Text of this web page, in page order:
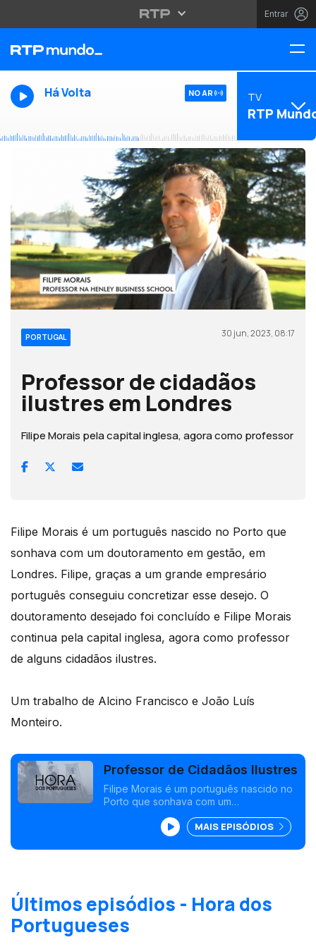
Entrar
Há Volta NO AR TV
RTP
PORTUGAL 30 jun, 2023, 08:17
Professor de cidadãos
ilustres em Londres
Filipe Morais pela capital inglesa, agora como professor
Filipe Morais é um português nascido no Porto que
sonhava com um doutoramento em gestão, em
Londres. Filipe, graças a um grande empresário
português conseguiu concretizar esse desejo. O
doutoramento desejado foi concluído e Filipe Morais
continua pela capital inglesa, agora como professor
de alguns cidadãos ilustres.
Um trabalho de Alcino Francisco e João Luís
Monteiro.
Professor de Cidadãos Ilustres
Filipe Morais é um português nascido no
Porto que sonhava com um
Filipe, graças a um grande empresário
português conseguiu concretizar esse
desejo.
MAIS EPISÓDIOS
Últimos episódios - Hora dos
Portugueses